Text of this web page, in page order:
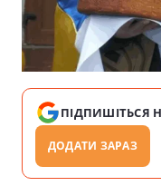
ПІДПИШІТЬСЯ
ДОДАТИ ЗАРАЗ